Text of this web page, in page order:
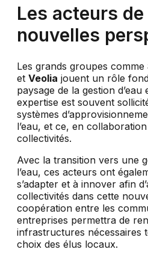
Les acteurs de
nouvelles
Les grands groupes comme
et Veolia jouent un rôle
paysage de la gestion
expertise est souvent
systèmes
l’eau, et ce, en
collectivités.
Avec la transition vers une
l’eau, ces acteurs ont
s’adapter et à innover afin
collectivités dans cette
coopération entre les
entreprises permettra de
infrastructures nécessaires
choix des élus locaux.